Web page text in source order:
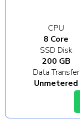
CPU
8 Core
SSD Disk
200 GB
Data Transfer
Unmetered